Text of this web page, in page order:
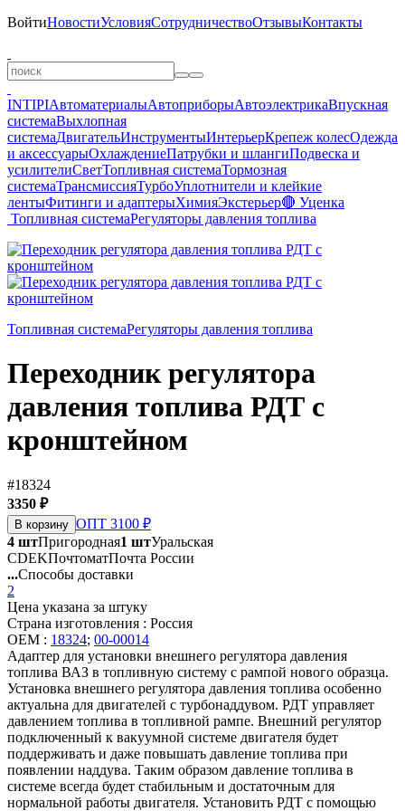
ВойтиНовостиУсловияСотрудничествоОтзывыКонтакты
INTIPIАвтоматериалыАвтоприборыАвтоэлектрикаВпускная
системаВыхлопная
системаДвигательИнструментыИнтерьерКрепеж колесОдежда
и аксессуарыОхлаждениеПатрубки и шлангиПодвеска и
усилителиСветТопливная системаТормозная
системаТрансмиссияТурбоУплотнители и клейкие
лентыФитинги и адаптерыХимияЭкстерьер🔴 Уценка
Топливная системаРегуляторы давления топлива
Топливная системаРегуляторы давления топлива
Переходник регулятора
давления топлива РДТ с
кронштейном
#18324
3350 ₽
В корзину ОПТ 3100 ₽
4 штПригородная1 штУральская
CDEKПочтоматПочта России
...Способы доставки
2
Цена указана за штуку
Страна изготовления : Россия
OEM : 18324; 00-00014
Адаптер для установки внешнего регулятора давления
топлива ВАЗ в топливную систему с рампой нового образца.
Установка внешнего регулятора давления топлива особенно
актуальна для двигателей с турбонаддувом. РДТ управляет
давлением топлива в топливной рампе. Внешний регулятор
подключенный к вакуумной системе двигателя будет
поддерживать и даже повышать давление топлива при
появлении наддува. Таким образом давление топлива в
системе всегда будет стабильным и достаточным для
нормальной работы двигателя. Установить РДТ с помощью